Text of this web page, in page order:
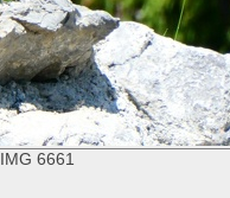
IMG 6661